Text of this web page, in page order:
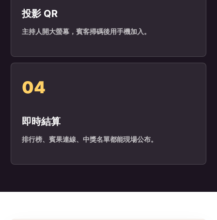
投影 QR
主持人開大螢幕，賓客掃碼後用手機加入。
04
即時結算
排行榜、賓果連線、中獎名單都能現場公布。